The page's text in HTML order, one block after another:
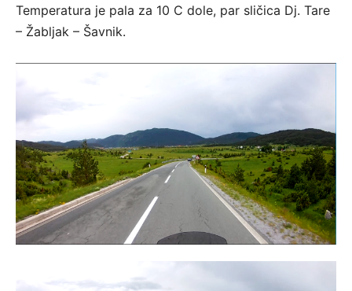
Temperatura je pala za 10 C dole, par sličica Dj. Tare
– Žabljak – Šavnik.